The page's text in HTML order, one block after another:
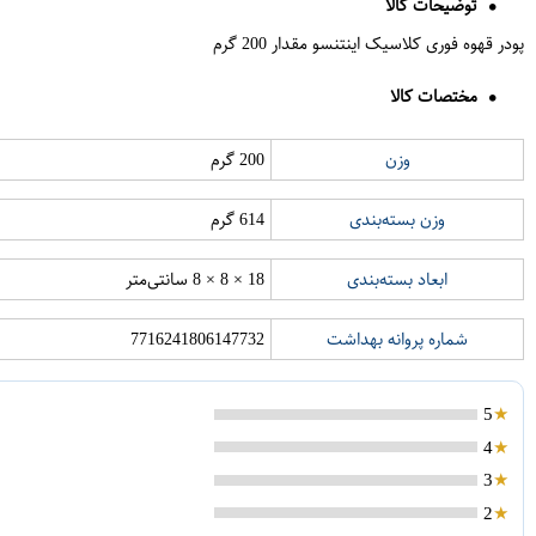
پودر قهوه فوری کلاسیک اینتنسو مقدار 200 گرم
مختصات کالا
وزن 200 گرم
وزن بسته‌بندی 614 گرم
ابعاد بسته‌بندی 18 × 8 × 8 سانتی‌متر
شماره پروانه بهداشت 7716241806147732
5
4
3
2